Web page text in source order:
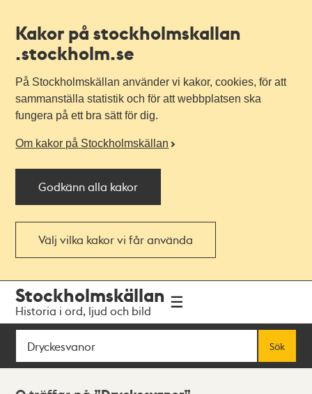
Kakor på stockholmskallan
.stockholm.se
På Stockholmskällan använder vi kakor, cookies, för att
sammanställa statistik och för att webbplatsen ska
fungera på ett bra sätt för dig.
Om kakor på Stockholmskällan
Godkänn alla kakor
Välj vilka kakor vi får använda
navigationen
huvudinnehållet
Stockholmskällan
Historia i ord, ljud och bild
Sök
Sök